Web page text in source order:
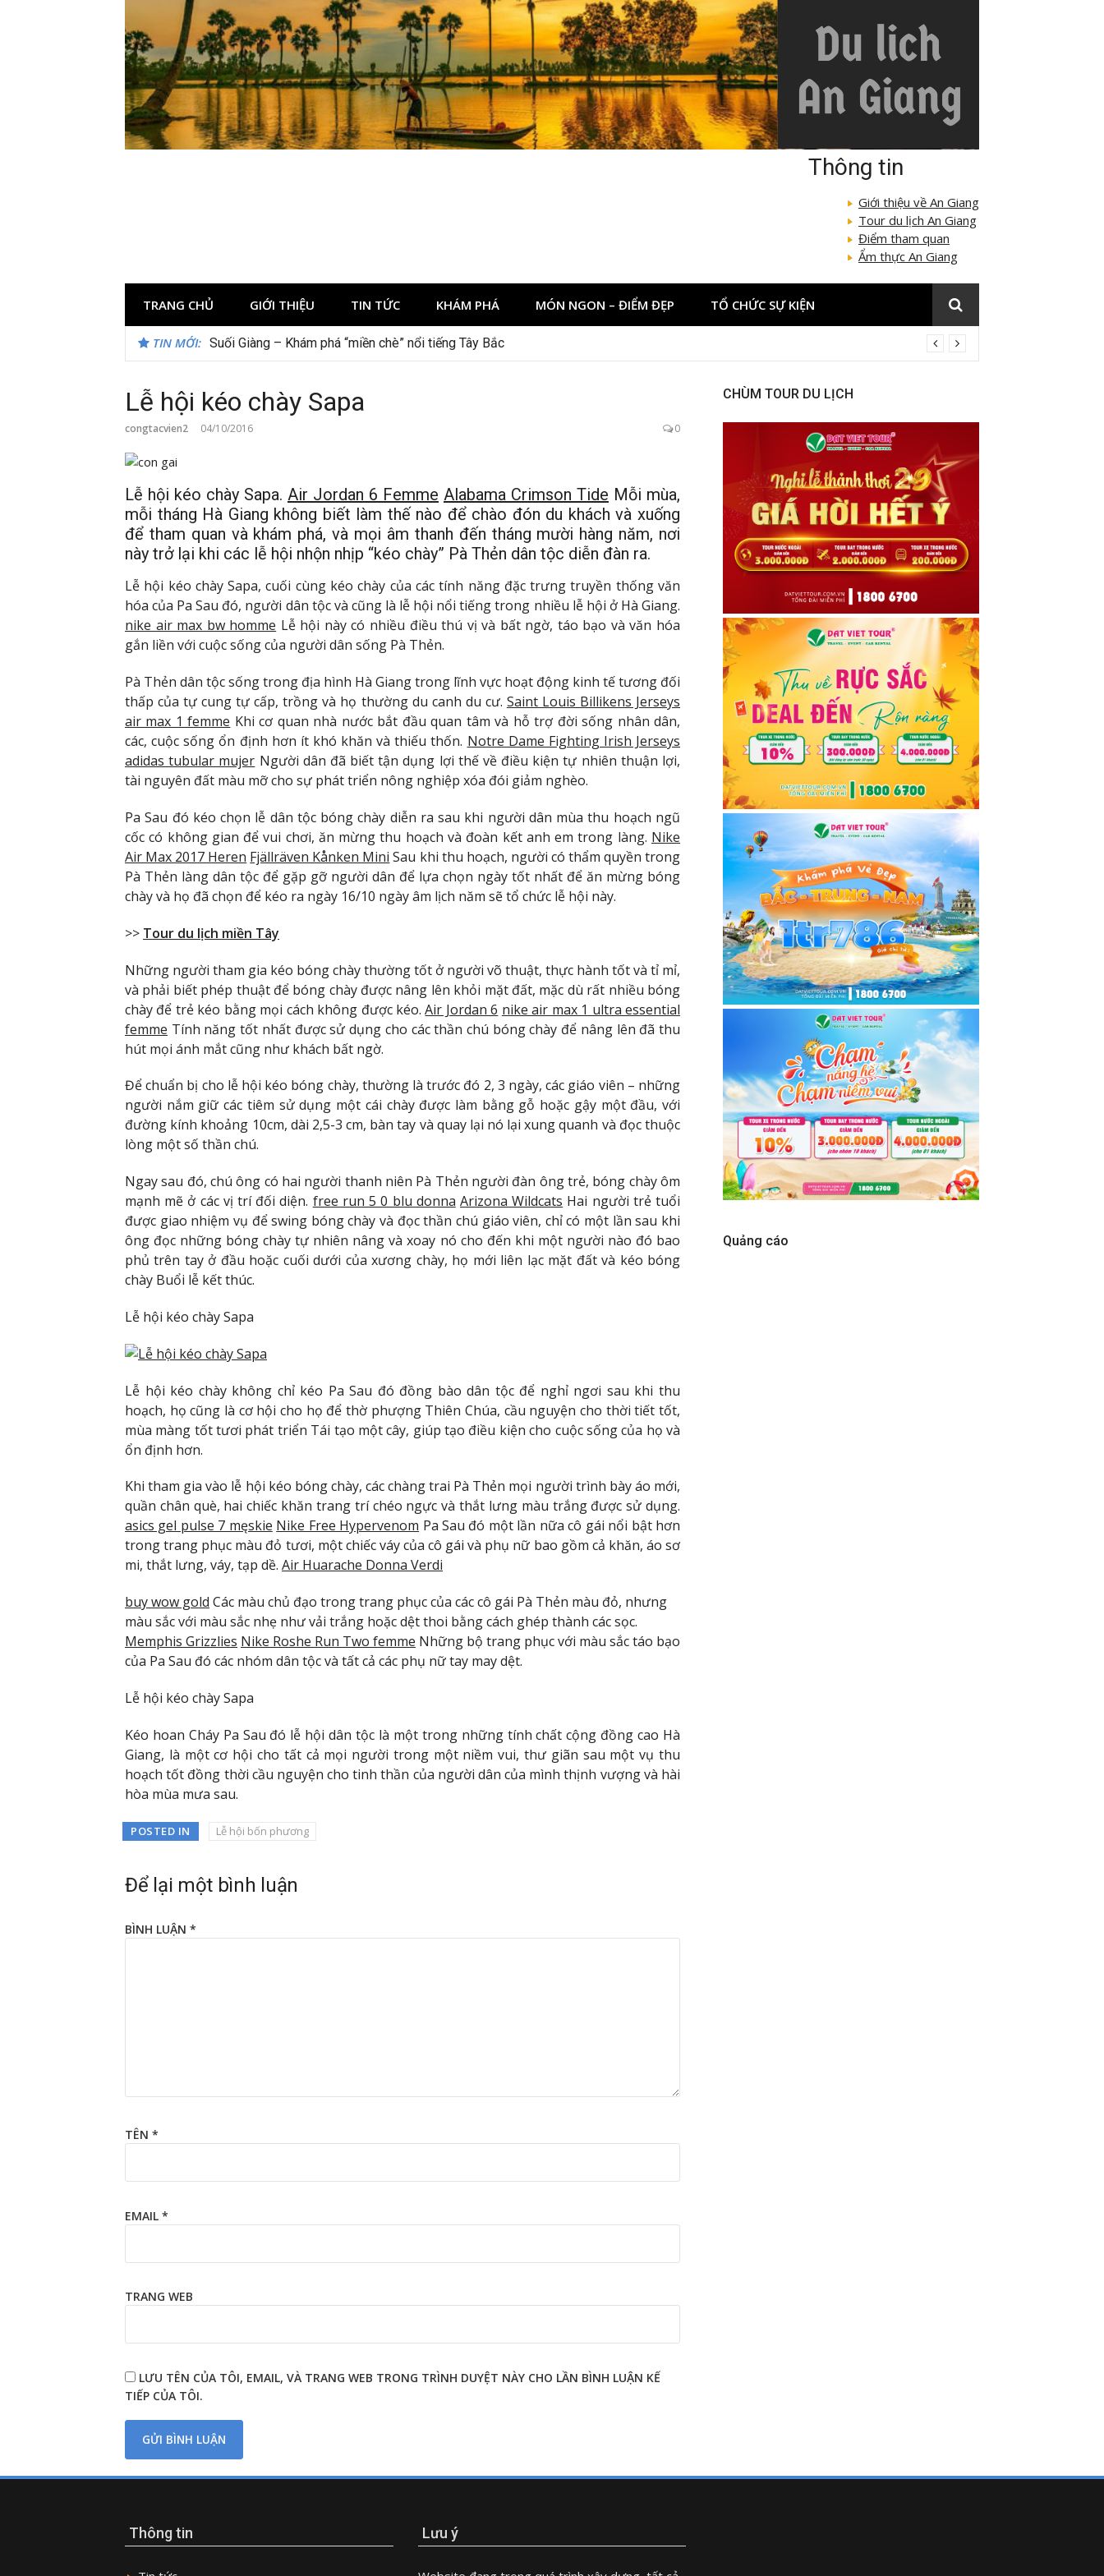
Thông tin
Giới thiệu về An Giang
Tour du lịch An Giang
Điểm tham quan
Ẩm thực An Giang
TRANG CHỦ GIỚI THIỆU TIN TỨC KHÁM PHÁ MÓN NGON – ĐIỂM ĐẸP TỔ CHỨC SỰ KIỆN
TIN MỚI: Suối Giàng – Khám phá “miền chè” nổi tiếng Tây Bắc
Lễ hội kéo chày Sapa
congtacvien2 04/10/2016 0
Lễ hội kéo chày Sapa. Air Jordan 6 Femme Alabama Crimson Tide Mỗi mùa,
mỗi tháng Hà Giang không biết làm thế nào để chào đón du khách và xuống
để tham quan và khám phá, và mọi âm thanh đến tháng mười hàng năm, nơi
này trở lại khi các lễ hội nhộn nhịp “kéo chày” Pà Thẻn dân tộc diễn đàn ra.
Lễ hội kéo chày Sapa, cuối cùng kéo chày của các tính năng đặc trưng truyền thống văn
hóa của Pa Sau đó, người dân tộc và cũng là lễ hội nổi tiếng trong nhiều lễ hội ở Hà Giang.
nike air max bw homme Lễ hội này có nhiều điều thú vị và bất ngờ, táo bạo và văn hóa
gắn liền với cuộc sống của người dân sống Pà Thẻn.
Pà Thẻn dân tộc sống trong địa hình Hà Giang trong lĩnh vực hoạt động kinh tế tương đối
thấp của tự cung tự cấp, trồng và họ thường du canh du cư. Saint Louis Billikens Jerseys
air max 1 femme Khi cơ quan nhà nước bắt đầu quan tâm và hỗ trợ đời sống nhân dân,
các, cuộc sống ổn định hơn ít khó khăn và thiếu thốn. Notre Dame Fighting Irish Jerseys
adidas tubular mujer Người dân đã biết tận dụng lợi thế về điều kiện tự nhiên thuận lợi,
tài nguyên đất màu mỡ cho sự phát triển nông nghiệp xóa đói giảm nghèo.
Pa Sau đó kéo chọn lễ dân tộc bóng chày diễn ra sau khi người dân mùa thu hoạch ngũ
cốc có không gian để vui chơi, ăn mừng thu hoạch và đoàn kết anh em trong làng. Nike
Air Max 2017 Heren Fjällräven Kånken Mini Sau khi thu hoạch, người có thẩm quyền trong
Pà Thẻn làng dân tộc để gặp gỡ người dân để lựa chọn ngày tốt nhất để ăn mừng bóng
chày và họ đã chọn để kéo ra ngày 16/10 ngày âm lịch năm sẽ tổ chức lễ hội này.
>> Tour du lịch miền Tây
Những người tham gia kéo bóng chày thường tốt ở người võ thuật, thực hành tốt và tỉ mỉ,
và phải biết phép thuật để bóng chày được nâng lên khỏi mặt đất, mặc dù rất nhiều bóng
chày để trẻ kéo bằng mọi cách không được kéo.Air Jordan 6 nike air max 1 ultra essential
femme Tính năng tốt nhất được sử dụng cho các thần chú bóng chày để nâng lên đã thu
hút mọi ánh mắt cũng như khách bất ngờ.
Để chuẩn bị cho lễ hội kéo bóng chày, thường là trước đó 2, 3 ngày, các giáo viên – những
người nắm giữ các tiêm sử dụng một cái chày được làm bằng gỗ hoặc gậy một đầu, với
đường kính khoảng 10cm, dài 2,5-3 cm, bàn tay và quay lại nó lại xung quanh và đọc thuộc
lòng một số thần chú.
Ngay sau đó, chú ông có hai người thanh niên Pà Thẻn người đàn ông trẻ, bóng chày ôm
mạnh mẽ ở các vị trí đối diện. free run 5 0 blu donna Arizona Wildcats Hai người trẻ tuổi
được giao nhiệm vụ để swing bóng chày và đọc thần chú giáo viên, chỉ có một lần sau khi
ông đọc những bóng chày tự nhiên nâng và xoay nó cho đến khi một người nào đó bao
phủ trên tay ở đầu hoặc cuối dưới của xương chày, họ mới liên lạc mặt đất và kéo bóng
chày Buổi lễ kết thúc.
Lễ hội kéo chày Sapa
Lễ hội kéo chày không chỉ kéo Pa Sau đó đồng bào dân tộc để nghỉ ngơi sau khi thu
hoạch, họ cũng là cơ hội cho họ để thờ phượng Thiên Chúa, cầu nguyện cho thời tiết tốt,
mùa màng tốt tươi phát triển Tái tạo một cây, giúp tạo điều kiện cho cuộc sống của họ và
ổn định hơn.
Khi tham gia vào lễ hội kéo bóng chày, các chàng trai Pà Thẻn mọi người trình bày áo mới,
quần chân què, hai chiếc khăn trang trí chéo ngực và thắt lưng màu trắng được sử dụng.
asics gel pulse 7 męskie Nike Free Hypervenom Pa Sau đó một lần nữa cô gái nổi bật hơn
trong trang phục màu đỏ tươi, một chiếc váy của cô gái và phụ nữ bao gồm cả khăn, áo sơ
mi, thắt lưng, váy, tạp dề. Air Huarache Donna Verdi
buy wow gold Các màu chủ đạo trong trang phục của các cô gái Pà Thẻn màu đỏ, nhưng
màu sắc với màu sắc nhẹ như vải trắng hoặc dệt thoi bằng cách ghép thành các sọc.
Memphis Grizzlies Nike Roshe Run Two femme Những bộ trang phục với màu sắc táo bạo
của Pa Sau đó các nhóm dân tộc và tất cả các phụ nữ tay may dệt.
Lễ hội kéo chày Sapa
Kéo hoan Cháy Pa Sau đó lễ hội dân tộc là một trong những tính chất cộng đồng cao Hà
Giang, là một cơ hội cho tất cả mọi người trong một niềm vui, thư giãn sau một vụ thu
hoạch tốt đồng thời cầu nguyện cho tinh thần của người dân của mình thịnh vượng và hài
hòa mùa mưa sau.
POSTED IN Lễ hội bốn phương
Để lại một bình luận
BÌNH LUẬN *
TÊN *
EMAIL *
TRANG WEB
LƯU TÊN CỦA TÔI, EMAIL, VÀ TRANG WEB TRONG TRÌNH DUYỆT NÀY CHO LẦN BÌNH LUẬN KẾ
TIẾP CỦA TÔI.
CHÙM TOUR DU LỊCH
Quảng cáo
Thông tin Lưu ý